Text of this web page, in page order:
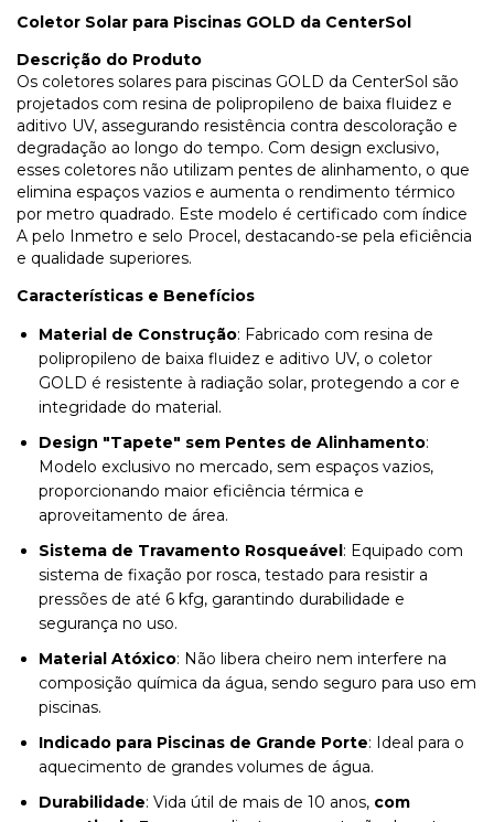
Coletor Solar para Piscinas GOLD da CenterSol
Descrição do Produto
Os coletores solares para piscinas GOLD da CenterSol são
projetados com resina de polipropileno de baixa fluidez e
aditivo UV, assegurando resistência contra descoloração e
degradação ao longo do tempo. Com design exclusivo,
esses coletores não utilizam pentes de alinhamento, o que
elimina espaços vazios e aumenta o rendimento térmico
por metro quadrado. Este modelo é certificado com índice
A pelo Inmetro e selo Procel, destacando-se pela eficiência
e qualidade superiores.
Características e Benefícios
Material de Construção: Fabricado com resina de
polipropileno de baixa fluidez e aditivo UV, o coletor
GOLD é resistente à radiação solar, protegendo a cor e
integridade do material.
Design "Tapete" sem Pentes de Alinhamento:
Modelo exclusivo no mercado, sem espaços vazios,
proporcionando maior eficiência térmica e
aproveitamento de área.
Sistema de Travamento Rosqueável: Equipado com
sistema de fixação por rosca, testado para resistir a
pressões de até 6 kfg, garantindo durabilidade e
segurança no uso.
Material Atóxico: Não libera cheiro nem interfere na
composição química da água, sendo seguro para uso em
piscinas.
Indicado para Piscinas de Grande Porte: Ideal para o
aquecimento de grandes volumes de água.
Durabilidade: Vida útil de mais de 10 anos, com